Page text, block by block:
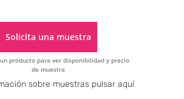
Solicita una muestra
producto para ver disponibilidad y precio
de muestra
Alternative:
sobre muestras pulsar aquí